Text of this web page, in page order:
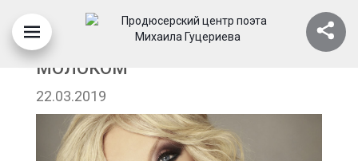
ТАИСИЯ ПОВАЛИЙ - ЧАЙ С
МОЛОКОМ
22.03.2019